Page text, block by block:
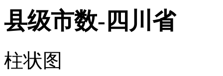
县级市数-四川省
柱状图